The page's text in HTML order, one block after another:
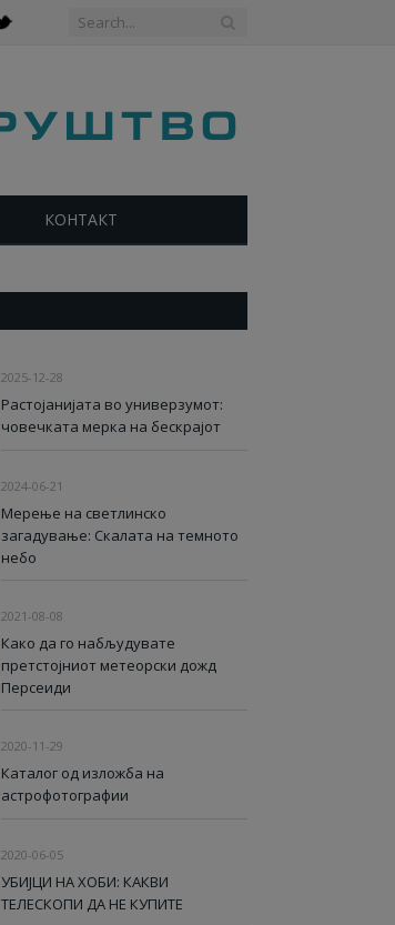
КОНТАКТ
2025-12-28
Растојанијата во универзумот:
човечката мерка на бескрајот
2024-06-21
Мерење на светлинско
загадување: Скалата на темното
небо
2021-08-08
Како да го набљудувате
претстојниот метеорски дожд
Персеиди
2020-11-29
Каталог од изложба на
астрофотографии
2020-06-05
УБИЈЦИ НА ХОБИ: КАКВИ
ТЕЛЕСКОПИ ДА НЕ КУПИТЕ